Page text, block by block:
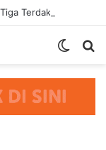
Switch